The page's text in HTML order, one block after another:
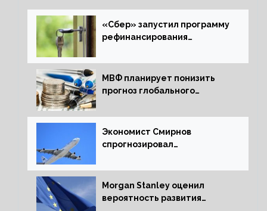
«Сбер» запустил программу
рефинансирования
МВФ планирует понизить
прогноз глобального
следующем отчете
Экономист Смирнов
спрогнозировал
России
Morgan Stanley оценил
вероятность развития